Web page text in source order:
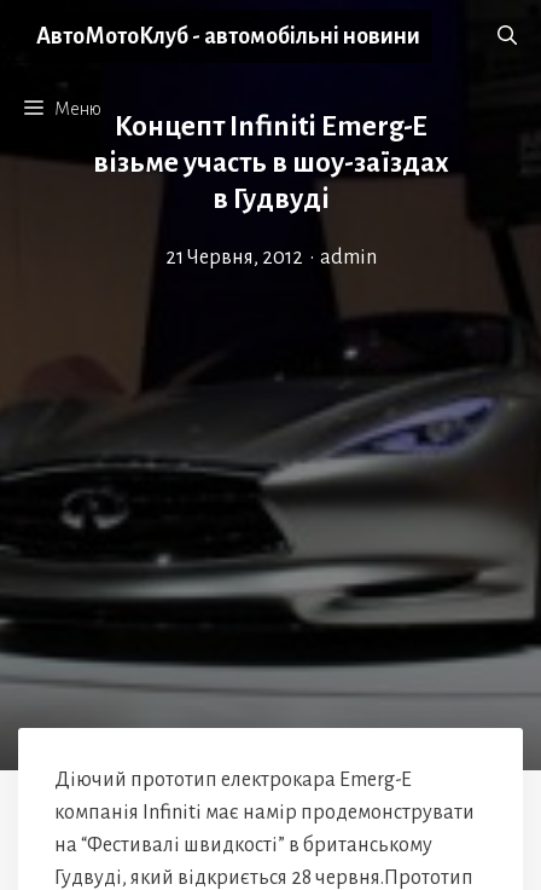
АвтоМотоКлуб - автомобільні новини
Меню
Концепт Infiniti Emerg-E
візьме участь в шоу-заїздах
в Гудвуді
21 Червня, 2012 • admin
Діючий прототип електрокара Emerg-E
компанія Infiniti має намір продемонструвати
на “Фестивалі швидкості” в британському
Гудвуді, який відкриється 28 червня.Прототип